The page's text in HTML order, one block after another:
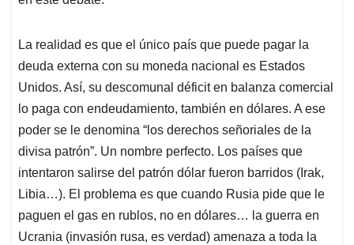
La realidad es que el único país que puede pagar la
deuda externa con su moneda nacional es Estados
Unidos. Así, su descomunal déficit en balanza comercial
lo paga con endeudamiento, también en dólares. A ese
poder se le denomina “los derechos señoriales de la
divisa patrón”. Un nombre perfecto. Los países que
intentaron salirse del patrón dólar fueron barridos (Irak,
Libia…). El problema es que cuando Rusia pide que le
paguen el gas en rublos, no en dólares… la guerra en
Ucrania (invasión rusa, es verdad) amenaza a toda la